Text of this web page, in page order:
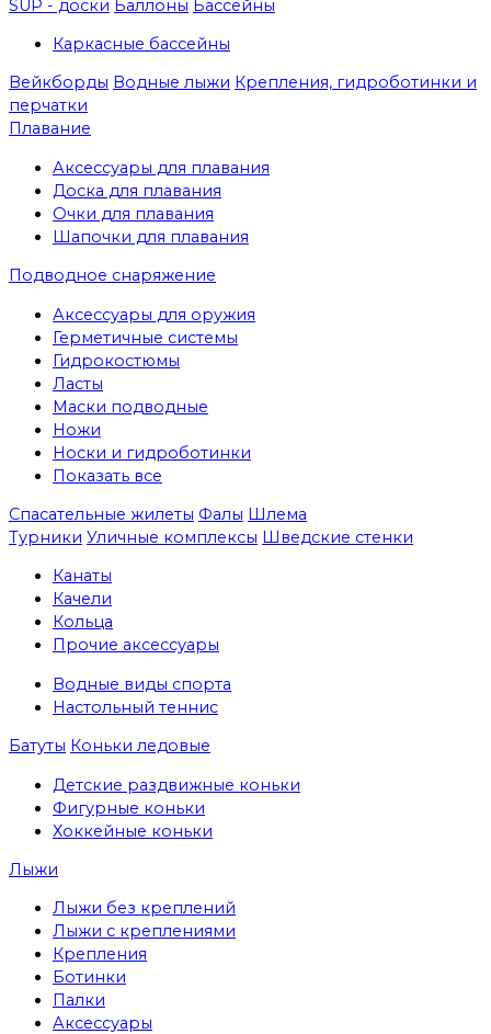
SUP - доски Баллоны Бассейны
Каркасные бассейны
Вейкборды Водные лыжи Крепления, гидроботинки и
перчатки
Плавание
Аксессуары для плавания
Доска для плавания
Очки для плавания
Шапочки для плавания
Подводное снаряжение
Аксессуары для оружия
Герметичные системы
Гидрокостюмы
Ласты
Маски подводные
Ножи
Носки и гидроботинки
Показать все
Спасательные жилеты Фалы Шлема
Турники Уличные комплексы Шведские стенки
Канаты
Качели
Кольца
Прочие аксессуары
Водные виды спорта
Настольный теннис
Батуты Коньки ледовые
Детские раздвижные коньки
Фигурные коньки
Хоккейные коньки
Лыжи
Лыжи без креплений
Лыжи с креплениями
Крепления
Ботинки
Палки
Аксессуары